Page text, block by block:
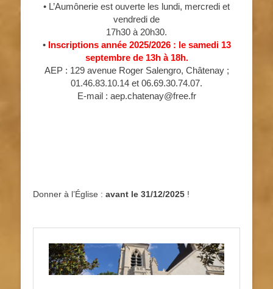
• L’Aumônerie est ouverte les lundi, mercredi et
vendredi de
17h30 à 20h30.
• Inscriptions année 2025/2026 : le samedi 13
septembre de 13h à 18h.
AEP : 129 avenue Roger Salengro, Châtenay ;
01.46.83.10.14 et 06.69.30.74.07.
E-mail : aep.chatenay@free.fr
Donner à l’Église : avant le 31/12/2025 !